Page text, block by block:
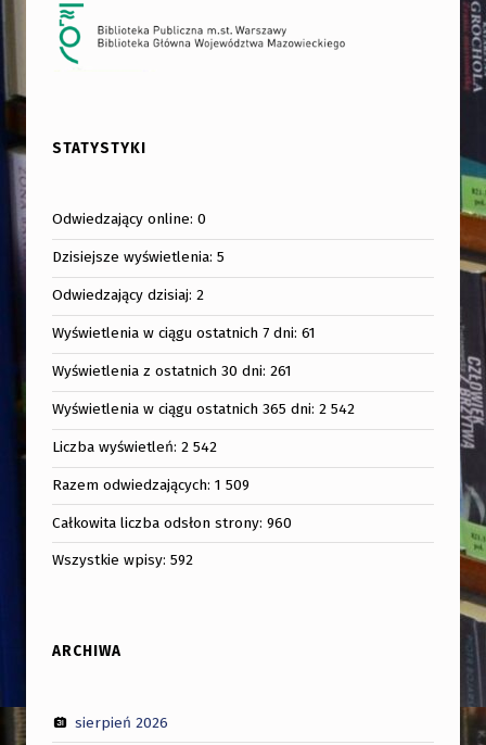
STATYSTYKI
Odwiedzający online:0
Dzisiejsze wyświetlenia:5
Odwiedzający dzisiaj:2
Wyświetlenia w ciągu ostatnich 7 dni:61
Wyświetlenia z ostatnich 30 dni:261
Wyświetlenia w ciągu ostatnich 365 dni:2 542
Liczba wyświetleń:2 542
Razem odwiedzających:1 509
Całkowita liczba odsłon strony:960
Wszystkie wpisy:592
ARCHIWA
sierpień 2026